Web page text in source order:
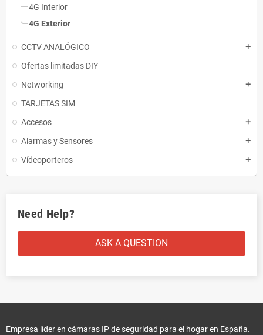
4G Interior
4G Exterior
CCTV ANALÓGICO add
Ofertas limitadas DIY
Networking
add
TARJETAS SIM
Accesos
add
Alarmas y Sensores add
Vídeoporteros add
Need Help?
ASK A QUESTION
Empresa líder en cámaras IP de seguridad para el hogar en España.